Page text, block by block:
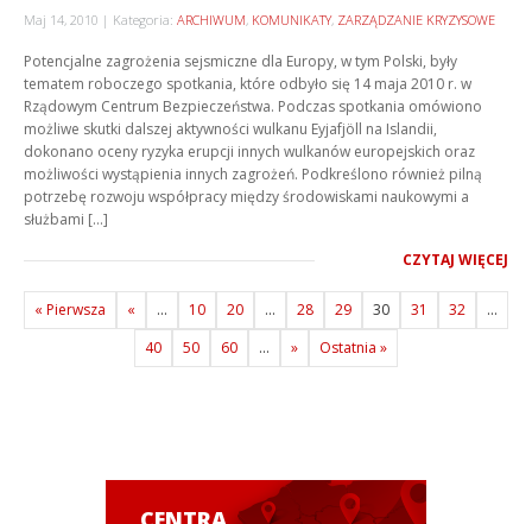
Maj 14, 2010 Kategoria: ARCHIWUM, KOMUNIKATY, ZARZĄDZANIE KRYZYSOWE
Potencjalne zagrożenia sejsmiczne dla Europy, w tym Polski, były
tematem roboczego spotkania, które odbyło się 14 maja 2010 r. w
Rządowym Centrum Bezpieczeństwa. Podczas spotkania omówiono
możliwe skutki dalszej aktywności wulkanu Eyjafjöll na Islandii,
dokonano oceny ryzyka erupcji innych wulkanów europejskich oraz
możliwości wystąpienia innych zagrożeń. Podkreślono również pilną
potrzebę rozwoju współpracy między środowiskami naukowymi a
służbami […]
CZYTAJ WIĘCEJ
« Pierwsza « ... 10 20 ... 28 29 30 31 32
...
40
50 60 ... » Ostatnia »